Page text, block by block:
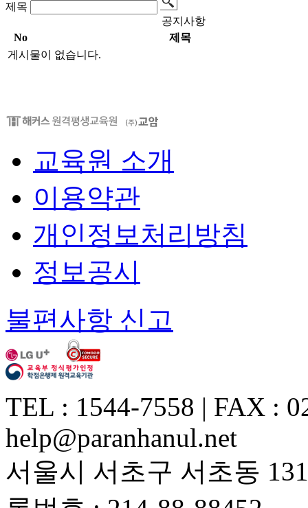
제목
공지사항
No
제목
게시물이 없습니다.
교육원 소개
이용약관
개인정보처리방침
정보공시
불편사항 신고
TEL : 1544-7558 | FAX :
help@paranhanul.net
서울시 서초구 서초동